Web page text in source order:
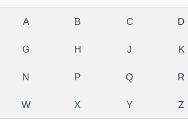
A B C D
G H J K
N P Q R
W X Y Z